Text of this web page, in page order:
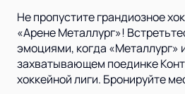
Не пропустите грандиозное
«Арене Металлург»!
эмоциями, когда «Металлург»
захватывающем поединке
хоккейной лиги. Бронируйте